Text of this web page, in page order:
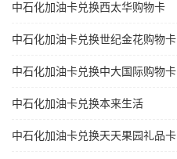
中石化加油卡兑换西太华购物卡
中石化加油卡兑换世纪金花购物卡
中石化加油卡兑换中大国际购物卡
中石化加油卡兑换本来生活
中石化加油卡兑换天天果园礼品卡